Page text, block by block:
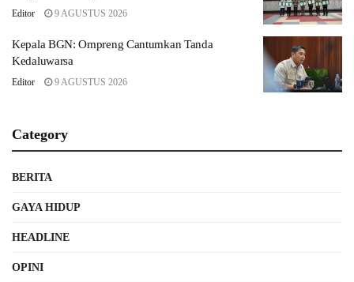
Editor 9 AGUSTUS 2026
Kepala BGN: Ompreng Cantumkan Tanda
Kedaluwarsa
Editor 9 AGUSTUS 2026
Category
BERITA
GAYA HIDUP
HEADLINE
OPINI